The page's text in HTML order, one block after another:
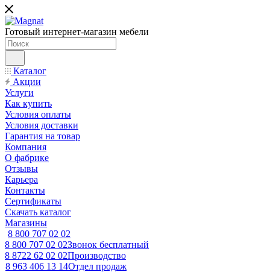
Готовый интернет-магазин мебели
Каталог
Акции
Услуги
Как купить
Условия оплаты
Условия доставки
Гарантия на товар
Компания
О фабрике
Отзывы
Карьера
Контакты
Сертификаты
Скачать каталог
Магазины
8 800 707 02 02
8 800 707 02 02Звонок бесплатный
8 8722 62 02 02Производство
8 963 406 13 14Отдел продаж